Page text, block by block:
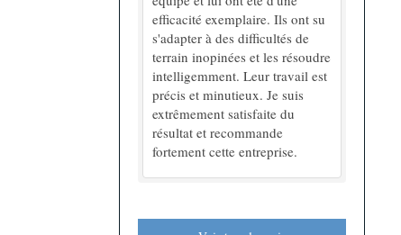
efficacité exemplaire. Ils ont su
s'adapter à des difficultés de
terrain inopinées et les résoudre
intelligemment. Leur travail est
précis et minutieux. Je suis
extrêmement satisfaite du
résultat et recommande
fortement cette entreprise.